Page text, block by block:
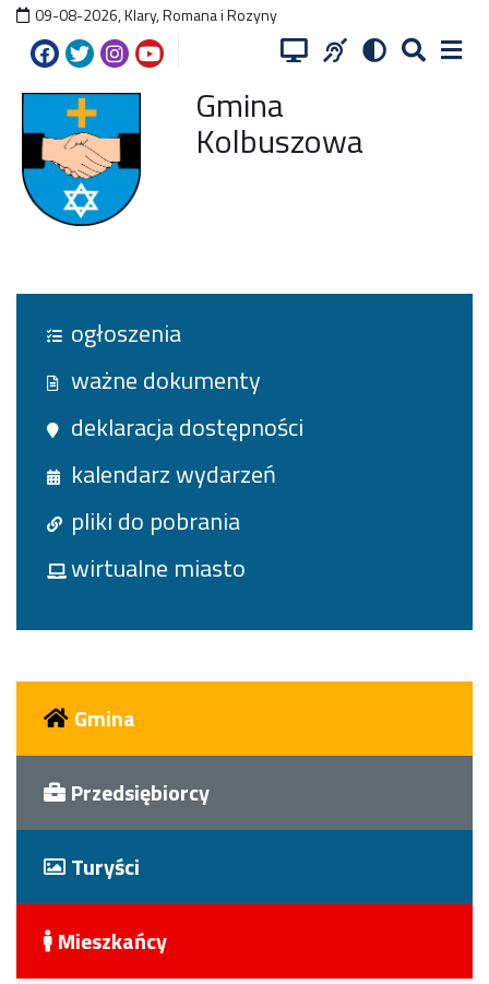
09-08-2026,Klary, Romana i Rozyny
Gmina
Kolbuszowa
ogłoszenia
ważne dokumenty
deklaracja dostępności
kalendarz wydarzeń
pliki do pobrania
wirtualne miasto
Gmina
Przedsiębiorcy
Turyści
Mieszkańcy